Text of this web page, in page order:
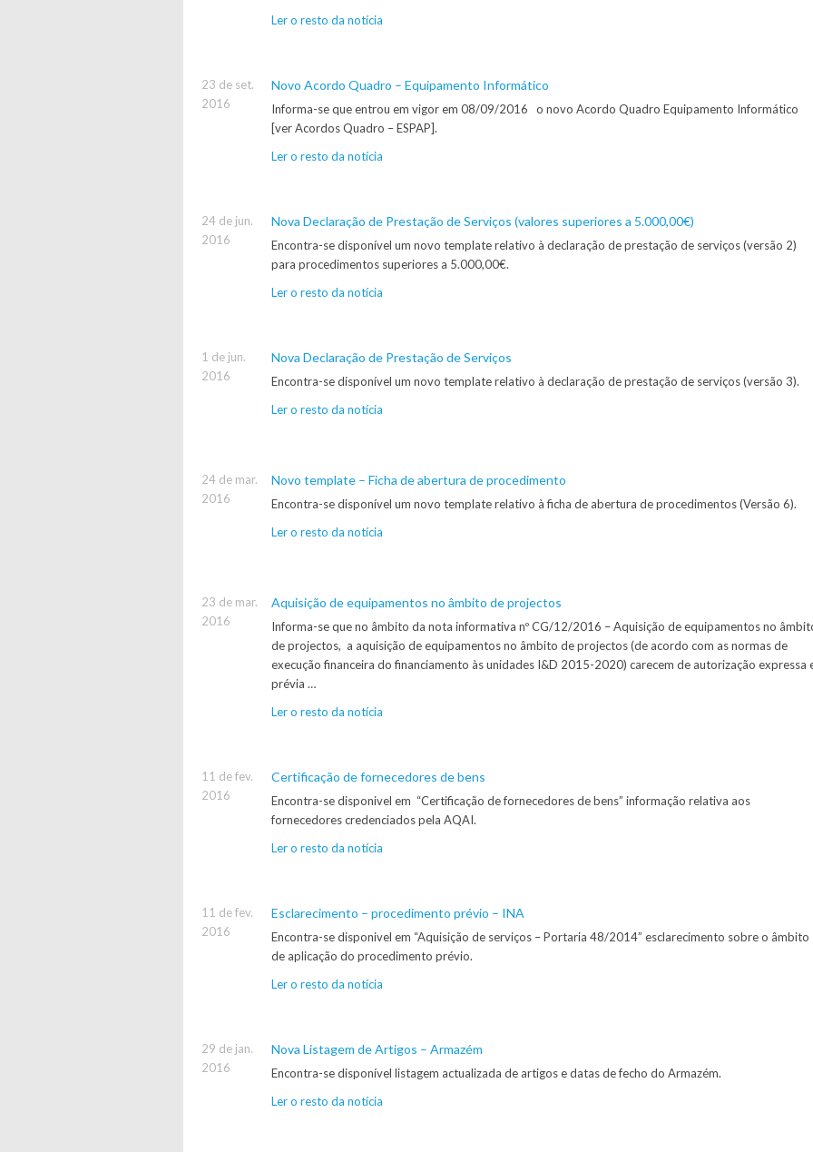
Ler o resto da notícia
23 de set.
2016
Novo Acordo Quadro – Equipamento Informático
Informa-se que entrou em vigor em 08/09/2016 o novo Acordo Quadro Equipamento Informático
[ver Acordos Quadro – ESPAP].
Ler o resto da notícia
24 de jun.
2016
Nova Declaração de Prestação de Serviços (valores superiores a 5.000,00€)
Encontra-se disponível um novo template relativo à declaração de prestação de serviços (versão 2)
para procedimentos superiores a 5.000,00€.
Ler o resto da notícia
1 de jun.
2016
Nova Declaração de Prestação de Serviços
Encontra-se disponível um novo template relativo à declaração de prestação de serviços (versão 3).
Ler o resto da notícia
24 de mar.
2016
Novo template – Ficha de abertura de procedimento
Encontra-se disponível um novo template relativo à ficha de abertura de procedimentos (Versão 6).
Ler o resto da notícia
23 de mar.
2016
Aquisição de equipamentos no âmbito de projectos
Informa-se que no âmbito da nota informativa nº CG/12/2016 – Aquisição de equipamentos no
de projectos, a aquisição de equipamentos no âmbito de projectos (de acordo com as normas de
execução financeira do financiamento às unidades I&D 2015-2020) carecem de autorização expressa
prévia …
Ler o resto da notícia
11 de fev.
2016
Certificação de fornecedores de bens
Encontra-se disponivel em “Certificação de fornecedores de bens” informação relativa aos
fornecedores credenciados pela AQAI.
Ler o resto da notícia
11 de fev.
2016
Esclarecimento – procedimento prévio – INA
Encontra-se disponivel em “Aquisição de serviços – Portaria 48/2014” esclarecimento sobre o âmbito
de aplicação do procedimento prévio.
Ler o resto da notícia
29 de jan.
2016
Nova Listagem de Artigos – Armazém
Encontra-se disponível listagem actualizada de artigos e datas de fecho do Armazém.
Ler o resto da notícia